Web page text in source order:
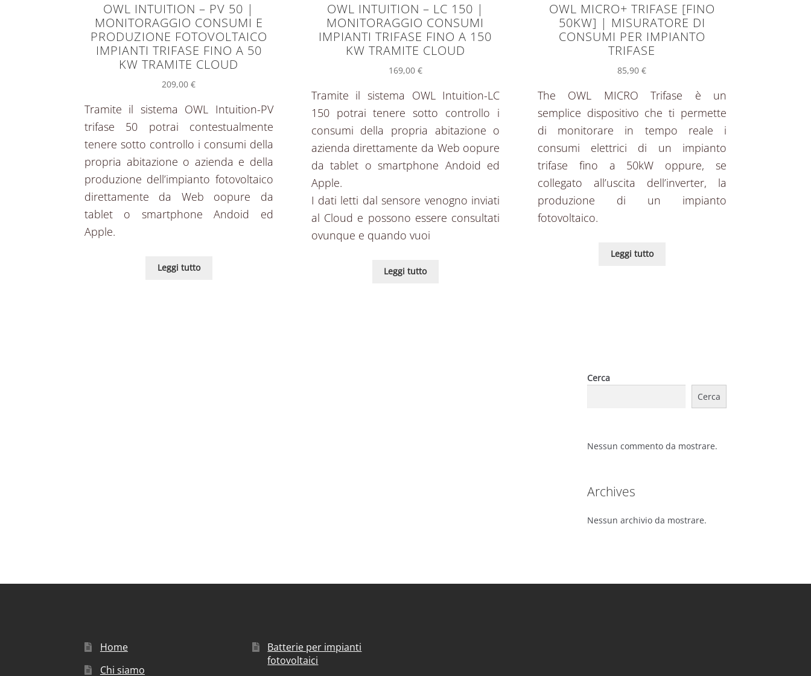
OWL INTUITION – PV 50 |
MONITORAGGIO CONSUMI E
PRODUZIONE FOTOVOLTAICO
IMPIANTI TRIFASE FINO A 50
KW TRAMITE CLOUD
209,00€
Tramite il sistema OWL Intuition-PV
trifase 50 potrai contestualmente
tenere sotto controllo i consumi della
propria abitazione o azienda e della
produzione dell’impianto fotovoltaico
direttamente da Web oopure da
tablet o smartphone Andoid ed
Apple.
Leggi tutto
OWL INTUITION – LC 150 |
MONITORAGGIO CONSUMI
IMPIANTI TRIFASE FINO A 150
KW TRAMITE CLOUD
169,00 €
Tramite il sistema OWL Intuition-LC
150 potrai tenere sotto controllo i
consumi della propria abitazione o
azienda direttamente da Web oopure
da tablet o smartphone Andoid ed
Apple.
I dati letti dal sensore venogno inviati
al Cloud e possono essere consultati
ovunque e quando vuoi
Leggi tutto
OWL MICRO+ TRIFASE [FINO
50KW] | MISURATORE DI
CONSUMI PER IMPIANTO
TRIFASE
85,90€
The OWL MICRO Trifase è un
semplice dispositivo che ti permette
di monitorare in tempo reale i
consumi elettrici di un impianto
trifase fino a 50kW oppure, se
collegato all’uscita dell’inverter, la
produzione di un impianto
fotovoltaico.
Leggi tutto
Cerca
Cerca
Nessun commento da mostrare.
Archives
Nessun archivio da mostrare.
Home
Chi siamo
Batterie per impianti
fotovoltaici